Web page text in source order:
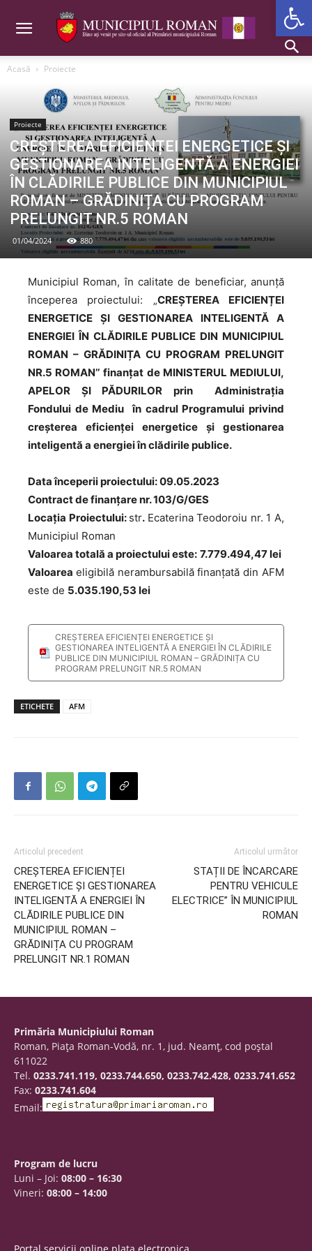
Acasă Proiecte
Proiecte
CREȘTEREA EFICIENȚEI ENERGETICE ȘI
GESTIONAREA INTELIGENTĂ A ENERGIEI
ÎN CLĂDIRILE PUBLICE DIN MUNICIPIUL
ROMAN – GRĂDINIȚA CU PROGRAM
PRELUNGIT NR.5 ROMAN
01/04/2024 880
Municipiul Roman, în calitate de beneficiar, anunță
începerea proiectului: „CREȘTEREA EFICIENȚEI
ENERGETICE ȘI GESTIONAREA INTELIGENTĂ A
ENERGIEI ÎN CLĂDIRILE PUBLICE DIN MUNICIPIUL
ROMAN – GRĂDINIȚA CU PROGRAM PRELUNGIT
NR.5 ROMAN’’ finanțat de MINISTERUL MEDIULUI,
APELOR ȘI PĂDURILOR prin Administrația
Fondului de Mediu în cadrul Programului privind
creșterea eficienței energetice și gestionarea
inteligentă a energiei în clădirile publice.
Data începerii proiectului: 09.05.2023
Contract de finanțare nr. 103/G/GES
Locaţia Proiectului: str. Ecaterina Teodoroiu nr. 1 A,
Municipiul Roman
Valoarea totală a proiectului este: 7.779.494,47 lei
Valoarea eligibilă nerambursabilă finanțată din AFM
este de 5.035.190,53 lei
CREȘTEREA EFICIENȚEI ENERGETICE ȘI
GESTIONAREA INTELIGENTĂ A ENERGIEI ÎN CLĂDIRILE
PUBLICE DIN MUNICIPIUL ROMAN – GRĂDINIȚA CU
PROGRAM PRELUNGIT NR.5 ROMAN
ETICHETE AFM
Articolul precedent
CREȘTEREA EFICIENȚEI
ENERGETICE ȘI GESTIONAREA
INTELIGENTĂ A ENERGIEI ÎN
CLĂDIRILE PUBLICE DIN
MUNICIPIUL ROMAN –
GRĂDINIȚA CU PROGRAM
PRELUNGIT NR.1 ROMAN
Articolul următor
STAȚII DE ÎNCARCARE
PENTRU VEHICULE
ELECTRICE” ÎN MUNICIPIUL
ROMAN
Primăria Municipiului Roman
Roman, Piaţa Roman-Vodă, nr. 1, jud. Neamţ, cod poştal
611022
Tel. 0233.741.119, 0233.744.650, 0233.742.428, 0233.741.652
Fax: 0233.741.604
Email:
Program de lucru
Luni – Joi: 08:00 – 16:30
Vineri: 08:00 – 14:00